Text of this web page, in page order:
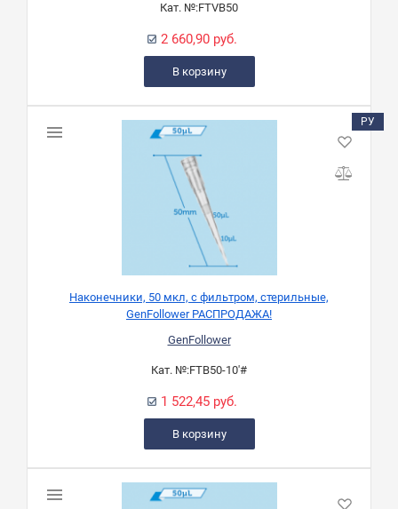
Кат. №:FTVB50
2 660,90 руб.
В корзину
РУ
Наконечники, 50 мкл, с фильтром, стерильные,
GenFollower РАСПРОДАЖА!
GenFollower
Кат. №:FTB50-10'#
1 522,45 руб.
В корзину